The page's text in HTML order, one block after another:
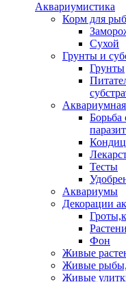
Аквариумистика
Корм для рыб
Сухой
Грунты и
Грунты
Борьба
Тесты
Аквариумы
Декорации
Фон
Живые
Живые
Живые